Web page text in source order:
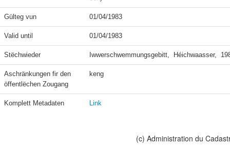
Gülteg vun 01/04/1983
Valid until 01/04/1983
Stëchwieder Iwwerschwemmungsgebitt,  Héichwaasser,
Aschränkungen fir den
öffentlëchen Zougang
keng
Komplett Metadaten Link
(c) Administration du